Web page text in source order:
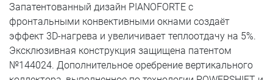
Запатентованный дизайн PIANOFORTE с
фронтальными конвективными окнами создаёт
эффект 3D-нагрева и увеличивает теплоотдачу на 5%.
Эксклюзивная конструкция защищена патентом
№144024. Дополнительное оребрение вертикального